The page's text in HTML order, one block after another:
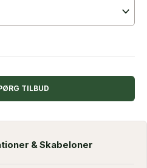
TILBUD
& Skabeloner